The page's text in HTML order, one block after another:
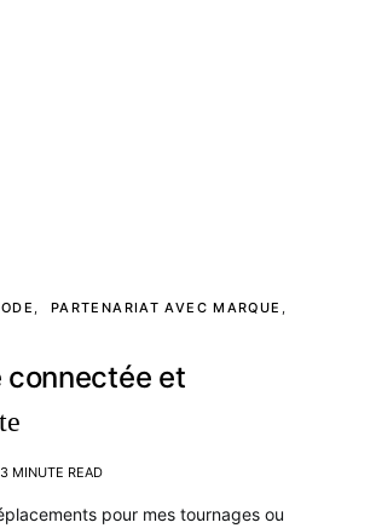
PARTENARIAT AVEC MARQUE
connectée et
3 MINUTE READ
pour mes tournages ou